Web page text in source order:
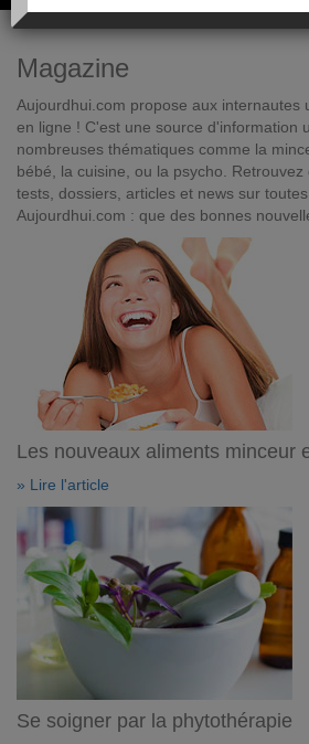
Magazine
Aujourdhui.com propose aux internautes
en ligne ! C'est une source d'information
nombreuses thématiques comme la
bébé, la cuisine, ou la psycho. Retrouvez
tests, dossiers, articles et news sur
Aujourdhui.com : que des bonnes
Les nouveaux aliments minceur
» Lire l'article
Se soigner par la phytothérapie